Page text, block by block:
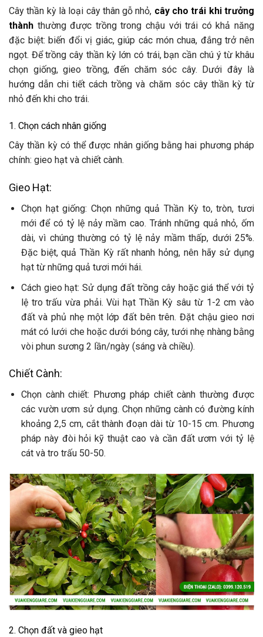
Cây thần kỳ là loại cây thân gỗ nhỏ, cây cho trái khi trưởng
thành thường được trồng trong chậu với trái có khả năng
đặc biệt: biến đổi vị giác, giúp các món chua, đắng trở nên
ngọt. Để trồng cây thần kỳ lớn có trái, bạn cần chú ý từ khâu
chọn giống, gieo trồng, đến chăm sóc cây. Dưới đây là
hướng dẫn chi tiết cách trồng và chăm sóc cây thần kỳ từ
nhỏ đến khi cho trái.
1. Chọn cách nhân giống
Cây thần kỳ có thể được nhân giống bằng hai phương pháp
chính: gieo hạt và chiết cành.
Gieo Hạt:
Chọn hạt giống: Chọn những quả Thần Kỳ to, tròn, tươi
mới để có tỷ lệ nảy mầm cao. Tránh những quả nhỏ, ốm
dài, vì chúng thường có tỷ lệ nảy mầm thấp, dưới 25%.
Đặc biệt, quả Thần Kỳ rất nhanh hỏng, nên hãy sử dụng
hạt từ những quả tươi mới hái.
Cách gieo hạt: Sử dụng đất trồng cây hoặc giá thể với tỷ
lệ tro trấu vừa phải. Vùi hạt Thần Kỳ sâu từ 1-2 cm vào
đất và phủ nhẹ một lớp đất bên trên. Đặt chậu gieo nơi
mát có lưới che hoặc dưới bóng cây, tưới nhẹ nhàng bằng
vòi phun sương 2 lần/ngày (sáng và chiều).
Chiết Cành:
Chọn cành chiết: Phương pháp chiết cành thường được
các vườn ươm sử dụng. Chọn những cành có đường kính
khoảng 2,5 cm, cắt thành đoạn dài từ 10-15 cm. Phương
pháp này đòi hỏi kỹ thuật cao và cần đất ươm với tỷ lệ
cát và tro trấu 50-50.
2. Chọn đất và gieo hạt